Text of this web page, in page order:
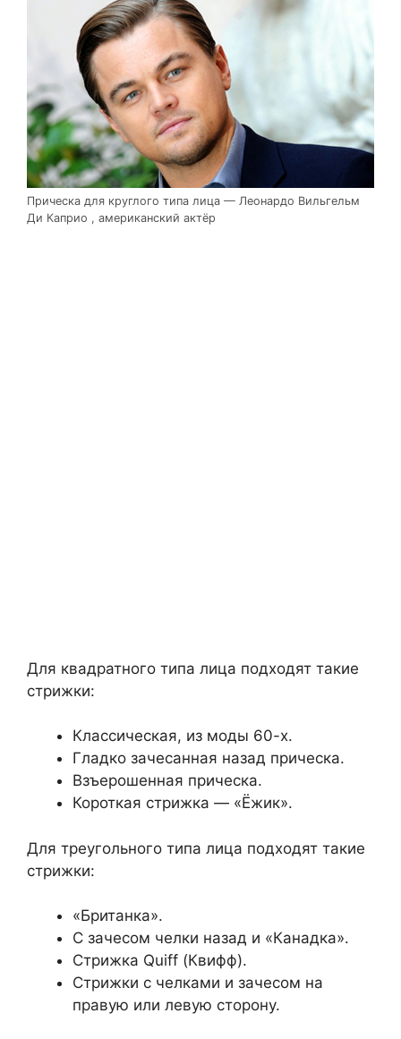
Прическа для круглого типа лица — Леонардо Вильгельм
Ди Каприо , американский актёр
Для квадратного типа лица подходят такие
стрижки:
Классическая, из моды 60-х.
Гладко зачесанная назад прическа.
Взъерошенная прическа.
Короткая стрижка — «Ёжик».
Для треугольного типа лица подходят такие
стрижки:
«Британка».
С зачесом челки назад и «Канадка».
Стрижка Quiff (Квифф).
Стрижки с челками и зачесом на
правую или левую сторону.